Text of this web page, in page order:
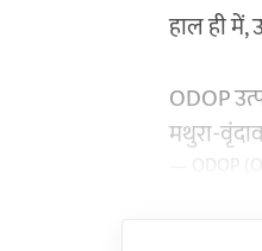
हाल ही में,
ODOP
मथुरा-
— ODOP